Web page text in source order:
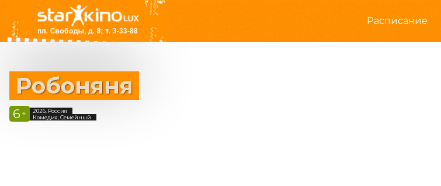
Расписание
Робоняня
6 +
2026, Россия
Комедия, Семейный